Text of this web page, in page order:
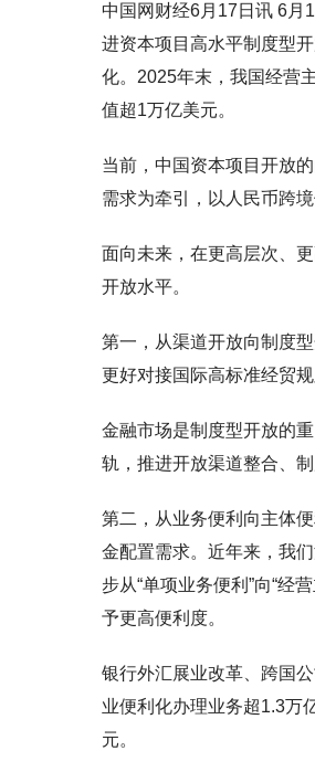
中国网财经6月17日讯 6月
进资本项目高水平制度型
化。2025年末，我国经营
值超1万亿美元。
当前，中国资本项目开放
需求为牵引，以人民币跨
面向未来，在更高层次、
开放水平。
第一，从渠道开放向制度
更好对接国际高标准经贸
金融市场是制度型开放的
轨，推进开放渠道整合、
第二，从业务便利向主体
金配置需求。近年来，我
步从“单项业务便利”向“经
予更高便利度。
银行外汇展业改革、跨国
业便利化办理业务超1.3万
元。